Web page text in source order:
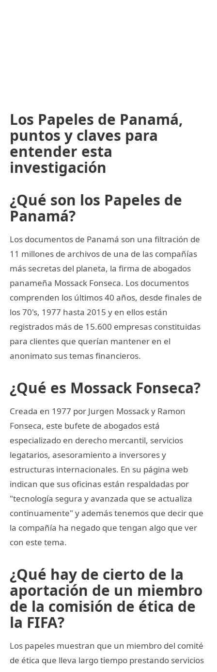
Los Papeles de Panamá,
puntos y claves para
entender esta
investigación
¿Qué son los Papeles de
Panamá?
Los documentos de Panamá son una filtración de
11 millones de archivos de una de las compañías
más secretas del planeta, la firma de abogados
panameña Mossack Fonseca. Los documentos
comprenden los últimos 40 años, desde finales de
los 70's, 1977 hasta 2015 y en ellos están
registrados más de 15.600 empresas constituidas
para clientes que querían mantener en el
anonimato sus temas financieros.
¿Qué es Mossack Fonseca?
Creada en 1977 por Jurgen Mossack y Ramon
Fonseca, este bufete de abogados está
especializado en derecho mercantil, servicios
legatarios, asesoramiento a inversores y
estructuras internacionales. En su página web
indican que sus oficinas están respaldadas por
"tecnología segura y avanzada que se actualiza
continuamente" y además tenemos que decir que
la compañía ha negado que tengan algo que ver
con este tema.
¿Qué hay de cierto de la
aportación de un miembro
de la comisión de ética de
la FIFA?
Los papeles muestran que un miembro del comité
de ética que lleva largo tiempo prestando servicios